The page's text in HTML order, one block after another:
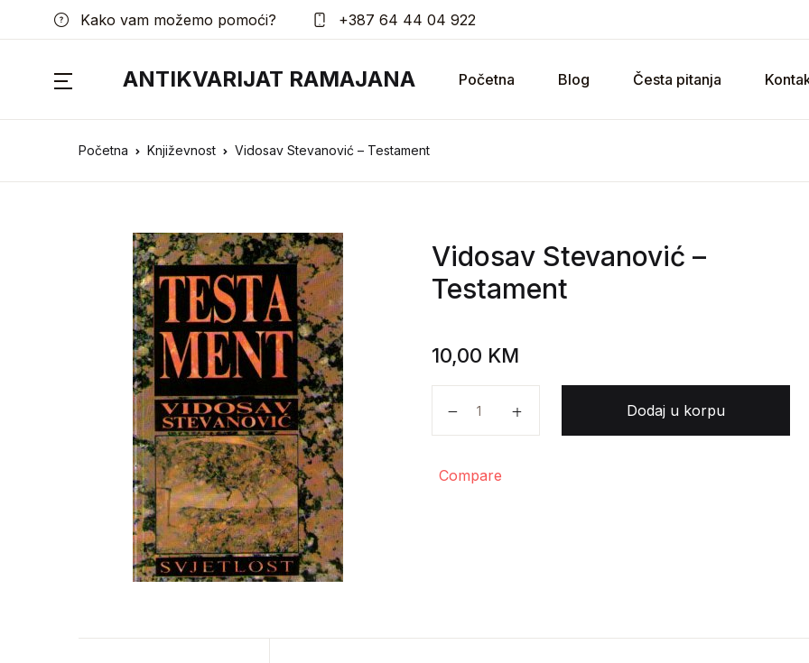
Kako vam možemo pomoći? +387 64 44 04 922
ANTIKVARIJAT RAMAJANA Početna Blog Česta pitanja
Početna Književnost Vidosav Stevanović – Testament
Vidosav Stevanović –
Testament
10,00 KM
Dodaj u korpu
Compare